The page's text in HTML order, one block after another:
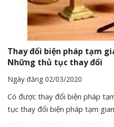
Thay đổi biện pháp tạm
Những thủ tục thay đổi
Ngày đăng 02/03/2020
Có được thay đổi biện pháp
tục thay đổi biện pháp tạm